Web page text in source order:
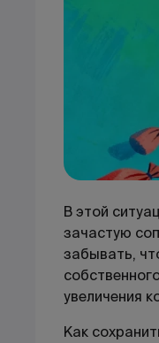
В этой
зачастую
забывать,
увеличения
Как